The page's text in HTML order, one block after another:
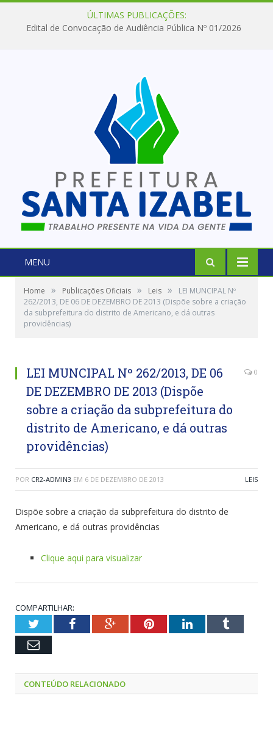
ÚLTIMAS PUBLICAÇÕES:
Edital de Convocação de Audiência Pública Nº 01/2026
MENU
Home » Publicações Oficiais » Leis »
LEI MUNCIPAL Nº
262/2013, DE 06 DE DEZEMBRO DE 2013 (Dispõe sobre a criação
da subprefeitura do distrito de Americano, e dá outras
providências)
LEI MUNCIPAL Nº 262/2013, DE 06
DE DEZEMBRO DE 2013 (Dispõe
sobre a criação da subprefeitura do
distrito de Americano, e dá outras
providências)
0
POR CR2-ADMIN3 EM 6 DE DEZEMBRO DE 2013 LEIS
Dispõe sobre a criação da subprefeitura do distrito de
Americano, e dá outras providências
Clique aqui para visualizar
COMPARTILHAR:
TwitterFacebookGoogle+PinterestLinkedInTumblr
Email
CONTEÚDO RELACIONADO